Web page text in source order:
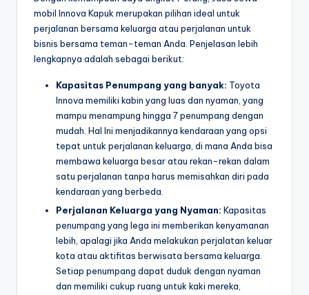
mobil Innova Kapuk merupakan pilihan ideal untuk
perjalanan bersama keluarga atau perjalanan untuk
bisnis bersama teman-teman Anda. Penjelasan lebih
lengkapnya adalah sebagai berikut:
Kapasitas Penumpang yang banyak: Toyota
Innova memiliki kabin yang luas dan nyaman, yang
mampu menampung hingga 7 penumpang dengan
mudah. Hal Ini menjadikannya kendaraan yang opsi
tepat untuk perjalanan keluarga, di mana Anda bisa
membawa keluarga besar atau rekan-rekan dalam
satu perjalanan tanpa harus memisahkan diri pada
kendaraan yang berbeda.
Perjalanan Keluarga yang Nyaman: Kapasitas
penumpang yang lega ini memberikan kenyamanan
lebih, apalagi jika Anda melakukan perjalatan keluar
kota atau aktifitas berwisata bersama keluarga.
Setiap penumpang dapat duduk dengan nyaman
dan memiliki cukup ruang untuk kaki mereka,